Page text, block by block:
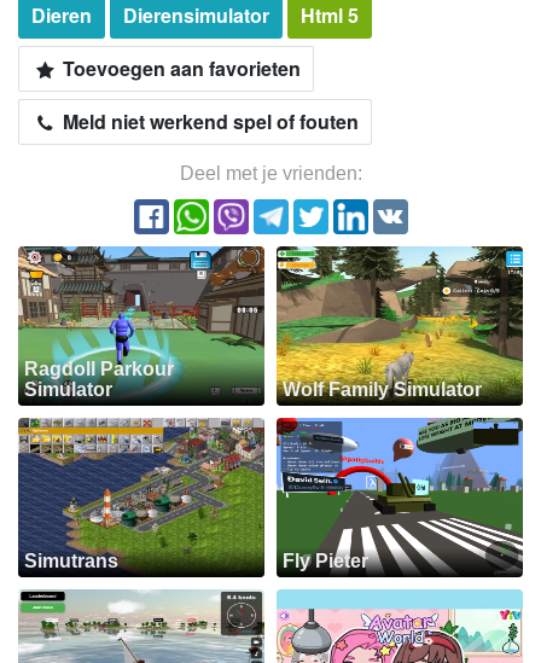
Dieren Dierensimulator
Html 5
Toevoegen aan favorieten
Meld niet werkend spel of fouten
Deel met je vrienden:
Ragdoll Parkour
Simulator
Wolf Family Simulator
Simutrans Fly Pieter